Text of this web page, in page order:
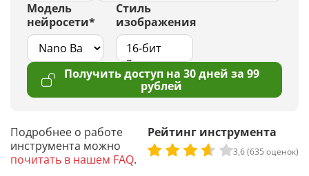
Модель
нейросети*
Стиль
изображения
Получить доступ на 30 дней за 99
рублей
Подробнее о работе
инструмента можно
почитать в нашем FAQ.
Рейтинг инструмента
3,6 (635 оценок)